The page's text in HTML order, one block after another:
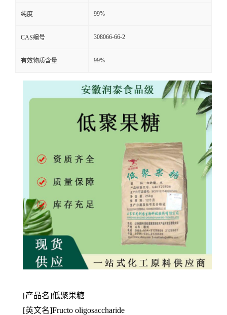
纯度 99%
CAS编号 308066-66-2
有效物质含量 99%
[产品名]低聚果糖
[英文名]Fructo oligosaccharide